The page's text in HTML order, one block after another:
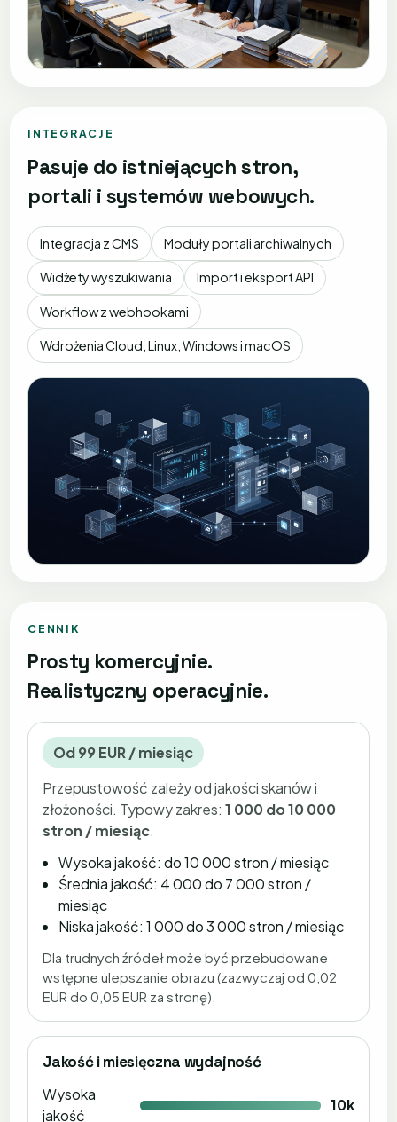
INTEGRACJE
Pasuje do istniejących stron,
portali i systemów webowych.
Integracja z CMS Moduły portali archiwalnych
Widżety wyszukiwania Import i eksport API
Workflow z webhookami
Wdrożenia Cloud, Linux, Windows i macOS
CENNIK
Prosty komercyjnie.
Realistyczny operacyjnie.
Od 99 EUR / miesiąc
Przepustowość zależy od jakości skanów i
złożoności. Typowy zakres:1 000 do 10 000
stron / miesiąc.
Wysoka jakość: do 10 000 stron / miesiąc
Średnia jakość: 4 000 do 7 000 stron /
miesiąc
Niska jakość: 1 000 do 3 000 stron / miesiąc
Dla trudnych źródeł może być przebudowane
wstępne ulepszanie obrazu (zazwyczaj od 0,02
EUR do 0,05 EUR za stronę).
Jakość i miesięczna wydajność
Wysoka
jakość
10k